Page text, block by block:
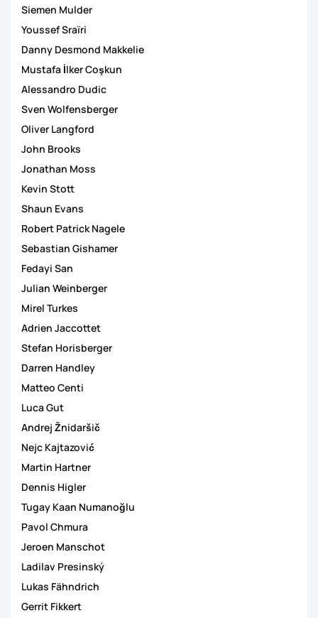
Siemen Mulder
Youssef Sraïri
Danny Desmond Makkelie
Mustafa İlker Coşkun
Alessandro Dudic
Sven Wolfensberger
Oliver Langford
John Brooks
Jonathan Moss
Kevin Stott
Shaun Evans
Robert Patrick Nagele
Sebastian Gishamer
Fedayi San
Julian Weinberger
Mirel Turkes
Adrien Jaccottet
Stefan Horisberger
Darren Handley
Matteo Centi
Luca Gut
Andrej Žnidaršič
Nejc Kajtazović
Martin Hartner
Dennis Higler
Tugay Kaan Numanoğlu
Pavol Chmura
Jeroen Manschot
Ladilav Presinský
Lukas Fähndrich
Gerrit Fikkert